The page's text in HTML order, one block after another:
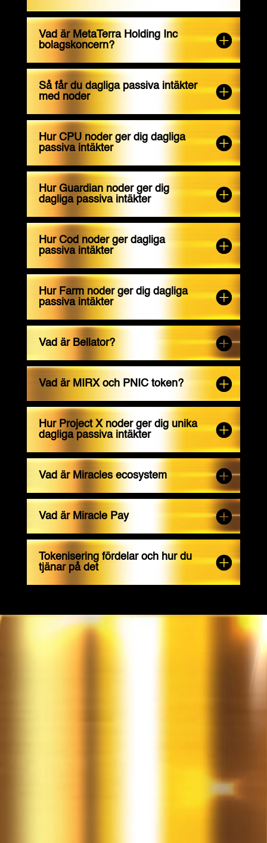
Vad är MetaTerra Holding Inc
bolagskoncern?
Så får du dagliga passiva intäkter
med noder
Hur CPU noder ger dig dagliga
passiva intäkter
Hur Guardian noder ger dig
dagliga passiva intäkter
Hur Cod noder ger dagliga
passiva intäkter
Hur Farm noder ger dig dagliga
passiva intäkter
Vad är Bellator?
Vad är MIRX och PNIC token?
Hur Project X noder ger dig unika
dagliga passiva intäkter
Vad är Miracles ecosystem
Vad är Miracle Pay
Tokenisering fördelar och hur du
tjänar på det